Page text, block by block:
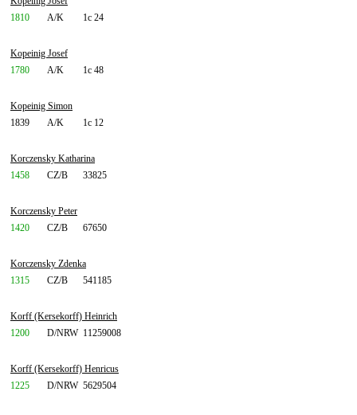
1810
A/K 1c 24
Kopeinig Josef
1780
A/K 1c 48
Kopeinig Simon
1839
A/K 1c 12
Korczensky Katharina
1458
CZ/B 33825
Korczensky Peter
1420
CZ/B 67650
Korczensky Zdenka
1315
CZ/B 541185
Korff (Kersekorff) Heinrich
1200
D/NRW 11259008
Korff (Kersekorff) Henricus
1225
D/NRW 5629504